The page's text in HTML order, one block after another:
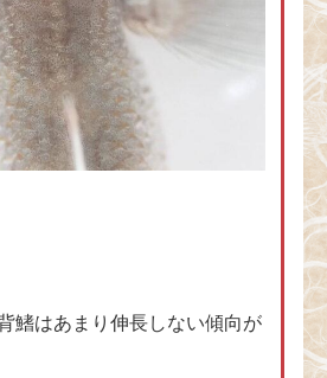
鰭はあまり伸長しない傾向が